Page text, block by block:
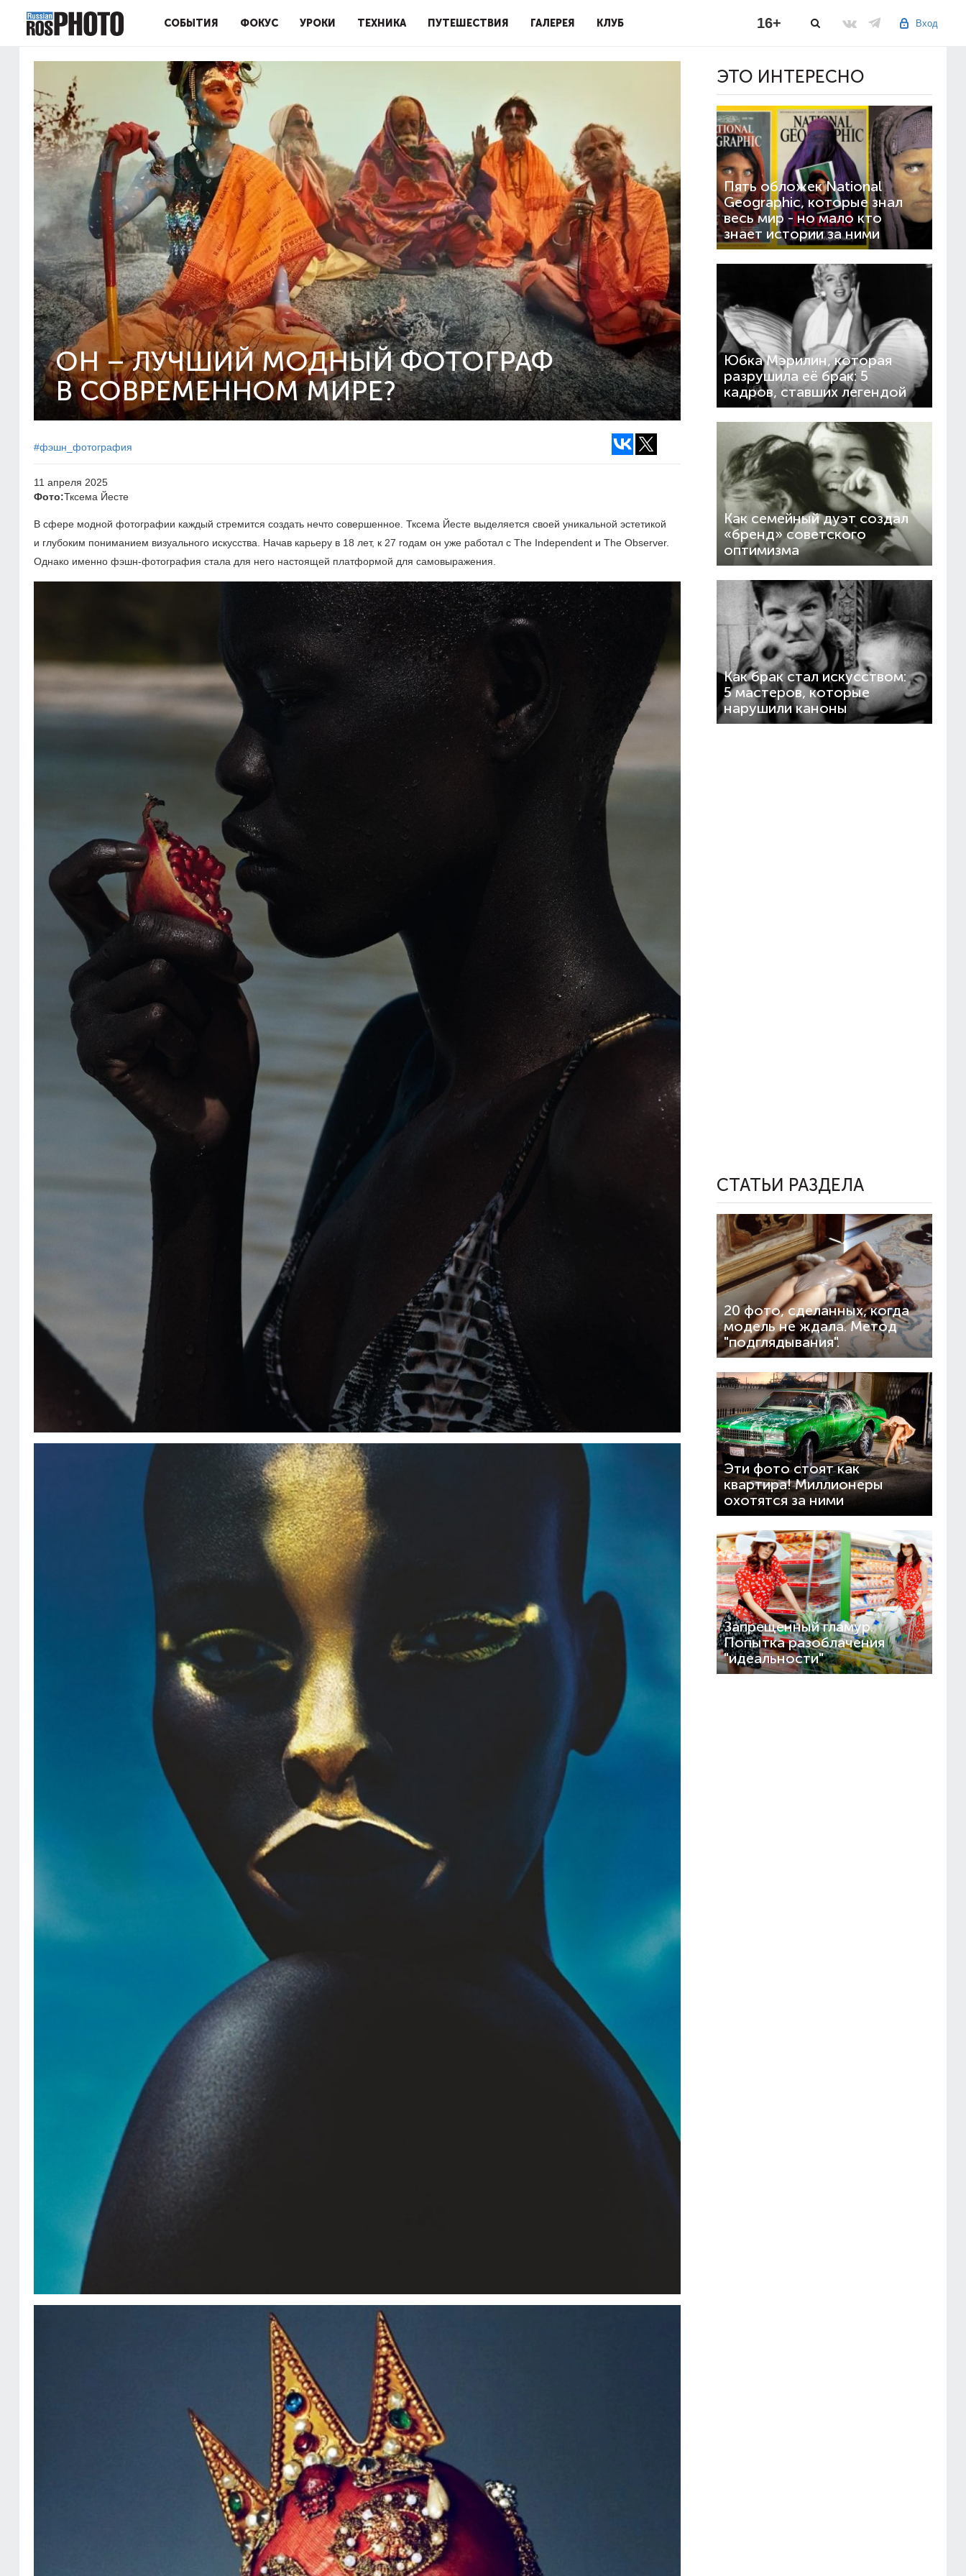
СОБЫТИЯ ФОКУС УРОКИ ТЕХНИКА ПУТЕШЕСТВИЯ ГАЛЕРЕЯ КЛУБ Вход
16+
ОН – ЛУЧШИЙ МОДНЫЙ ФОТОГРАФ
В СОВРЕМЕННОМ МИРЕ?
#фэшн_фотография
11 апреля 2025
Фото:Тксема Йесте
В сфере модной фотографии каждый стремится создать нечто совершенное. Тксема Йесте выделяется своей уникальной эстетикой
и глубоким пониманием визуального искусства. Начав карьеру в 18 лет, к 27 годам он уже работал с The Independent и The Observer.
Однако именно фэшн-фотография стала для него настоящей платформой для самовыражения.
ЭТО ИНТЕРЕСНО
Пять обложек National
Geographic, которые знал
весь мир - но мало кто
знает истории за ними
Юбка Мэрилин, которая
разрушила её брак: 5
кадров, ставших легендой
Как семейный дуэт создал
«бренд» советского
оптимизма
Как брак стал искусством:
5 мастеров, которые
нарушили каноны
СТАТЬИ РАЗДЕЛА
20 фото, сделанных, когда
модель не ждала. Метод
"подглядывания".
Эти фото стоят как
квартира! Миллионеры
охотятся за ними
Запрещенный гламур.
Попытка разоблачения
"идеальности"